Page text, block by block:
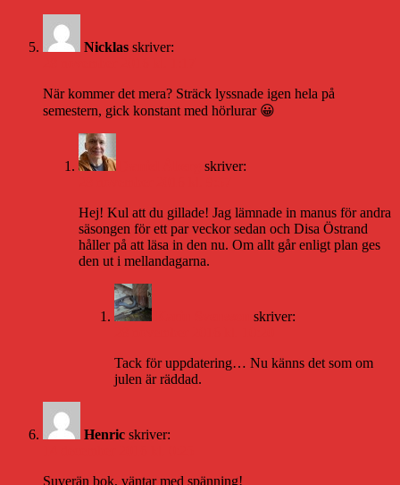
Nicklas skriver:
När kommer det mera? Sträck lyssnade igen hela på
semestern, gick konstant med hörlurar 😀
skriver:
Hej! Kul att du gillade! Jag lämnade in manus för andra
säsongen för ett par veckor sedan och Disa Östrand
håller på att läsa in den nu. Om allt går enligt plan ges
den ut i mellandagarna.
skriver:
Tack för uppdatering… Nu känns det som om
julen är räddad.
Henric skriver:
Suverän bok, väntar med spänning!